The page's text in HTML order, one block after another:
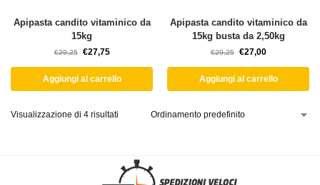
Apipasta candito vitaminico da
15kg
€29,25 €27,75
Aggiungi al carrello
Apipasta candito vitaminico da
15kg busta da 2,50kg
€29,25 €27,00
Aggiungi al carrello
Visualizzazione di 4 risultati